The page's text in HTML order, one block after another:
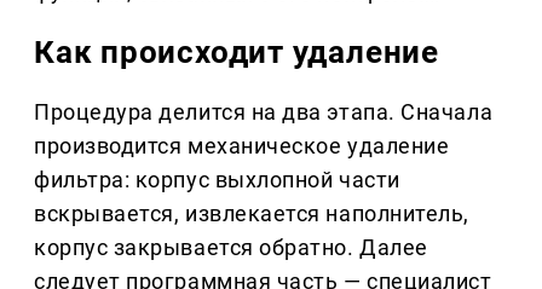
Как происходит удаление
Процедура делится на два этапа. Сначала
производится механическое удаление
фильтра: корпус выхлопной части
вскрывается, извлекается наполнитель,
корпус закрывается обратно. Далее
следует программная часть — специалист